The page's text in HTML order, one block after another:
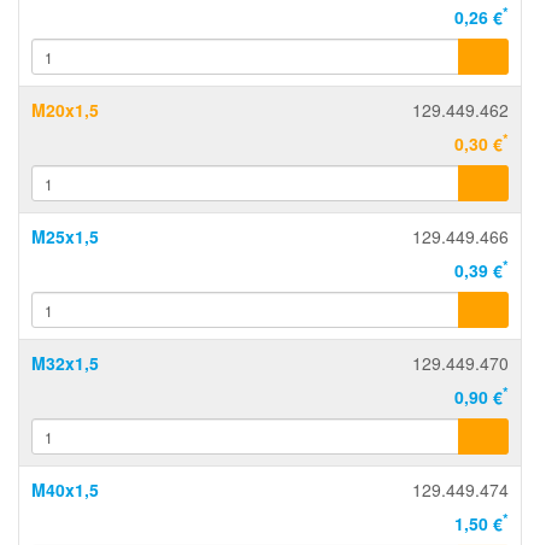
0,26 €*
M20x1,5
129.449.462
0,30 €*
M25x1,5
129.449.466
0,39 €*
M32x1,5
129.449.470
0,90 €*
M40x1,5
129.449.474
1,50 €*